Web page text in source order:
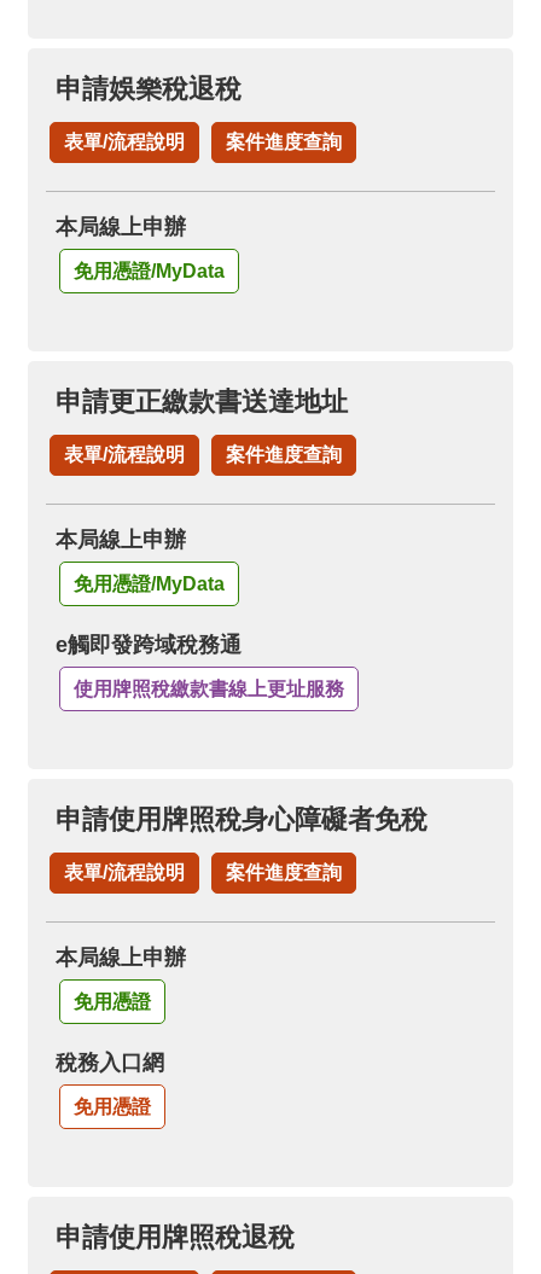
申請娛樂稅退稅
表單/流程說明 案件進度查詢
本局線上申辦
免用憑證/MyData
申請更正繳款書送達地址
表單/流程說明 案件進度查詢
本局線上申辦
免用憑證/MyData
e觸即發跨域稅務通
使用牌照稅繳款書線上更址服務
申請使用牌照稅身心障礙者免稅
表單/流程說明 案件進度查詢
本局線上申辦
免用憑證
稅務入口網
免用憑證
申請使用牌照稅退稅